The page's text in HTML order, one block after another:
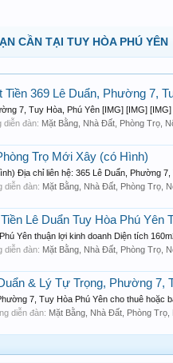
CẦN TẠI TUY HÒA PHÚ YÊN
369 Lê Duẩn, Phường 7,
7, Tuy Hòa, Phú Yên [IMG] [IMG]
diễn đàn: Mặt Bằng, Nhà Đất, Phòng Trọ,
Trọ Mới Xây (có Hình)
Địa chỉ liên hệ: 365 Lê Duẩn, Phường 7,
diễn đàn: Mặt Bằng, Nhà Đất, Phòng Trọ,
Lê Duẩn Tuy Hòa Phú Yên
Yên thuận lợi kinh doanh Diện tích
diễn đàn: Mặt Bằng, Nhà Đất, Phòng Trọ,
& Lý Tự Trọng, Phường 7,
7, Tuy Hòa Phú Yên cho thuê hoặc
diễn đàn: Mặt Bằng, Nhà Đất, Phòng Trọ,